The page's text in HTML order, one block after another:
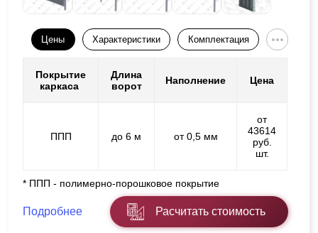
Цены Характеристики Комплектация
Покрытие
каркаса
Длина
ворот
Наполнение Цена
ППП до 6 м от 0,5 мм
от
43614
руб.
шт.
* ППП - полимерно-порошковое покрытие
Подробнее Расчитать стоимость